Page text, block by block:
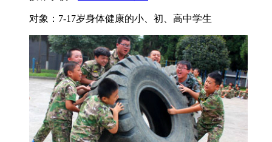
对象： 7-17岁身体健康的小、初、高中学生